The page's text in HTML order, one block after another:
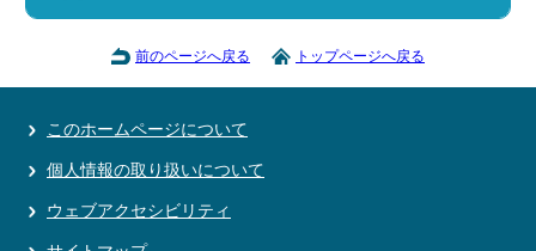
前のページへ戻る トップページへ戻る
このホームページについて
個人情報の取り扱いについて
ウェブアクセシビリティ